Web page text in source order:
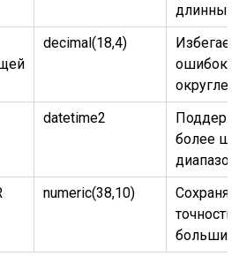
длинных
decimal(18,4)
Избегает
ошибок
datetime2
более
numeric(38,10)
точность
больших